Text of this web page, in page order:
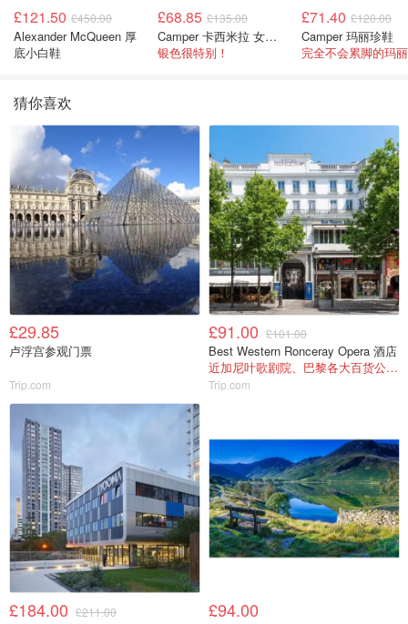
£121.50 £450.00
Alexander McQueen 厚
底小白鞋
£68.85 £135.00
Camper 卡西米拉 女士鞋子
银色很特别！
£71.40 £120.00
Camper 玛丽珍鞋
猜你喜欢
£29.85
卢浮宫参观门票
Trip.com
£91.00 £101.00
Best Western Ronceray Opera 酒店
近加尼叶歌剧院、巴黎各大百货公司！
Trip.com
£184.00 £211.00 £94.00